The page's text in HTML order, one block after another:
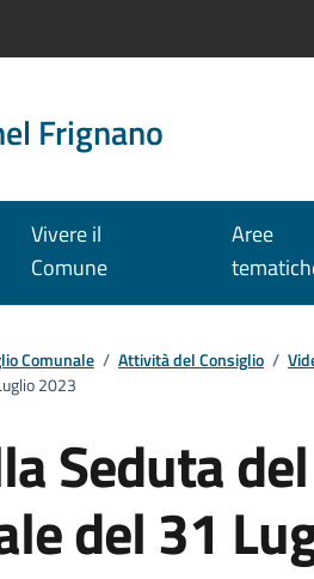
Frignano
Vivere il
Comune
Aree
Comunale / Attività del Consiglio /
2023
Seduta del
del 31